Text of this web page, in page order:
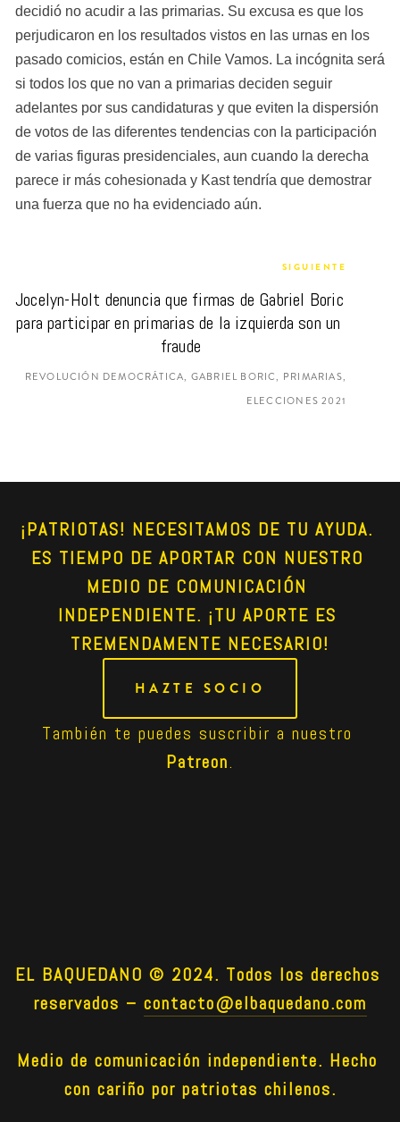
decidió no acudir a las primarias. Su excusa es que los
perjudicaron en los resultados vistos en las urnas en los
pasado comicios, están en Chile Vamos. La incógnita será
si todos los que no van a primarias deciden seguir
adelantes por sus candidaturas y que eviten la dispersión
de votos de las diferentes tendencias con la participación
de varias figuras presidenciales, aun cuando la derecha
parece ir más cohesionada y Kast tendría que demostrar
una fuerza que no ha evidenciado aún.
SIGUIENTE
Jocelyn-Holt denuncia que firmas de Gabriel Boric
para participar en primarias de la izquierda son un
fraude
REVOLUCIÓN DEMOCRÁTICA, GABRIEL BORIC, PRIMARIAS,
ELECCIONES 2021
¡PATRIOTAS! NECESITAMOS DE TU AYUDA.
ES TIEMPO DE APORTAR CON NUESTRO
MEDIO DE COMUNICACIÓN
INDEPENDIENTE. ¡TU APORTE ES
TREMENDAMENTE NECESARIO!
HAZTE SOCIO
Patreon.
EL BAQUEDANO © 2024. Todos los derechos
reservados – contacto@elbaquedano.com
Medio de comunicación independiente. Hecho
con cariño por patriotas chilenos.